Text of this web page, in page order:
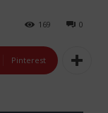
0
169
Pinterest